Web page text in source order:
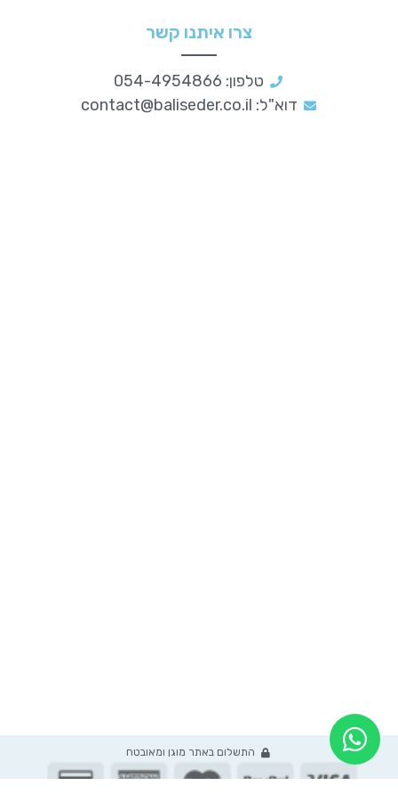
צרו איתנו קשר
טלפון: 054-4954866
דוא"ל: contact@baliseder.co.il
התשלום באתר מוגן ומאובטח